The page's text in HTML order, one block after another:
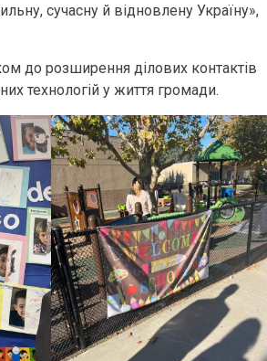
сучасну й відновлену Україну»,
до розширення ділових контактів
технологій у життя громади.